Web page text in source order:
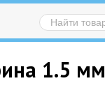
1.5